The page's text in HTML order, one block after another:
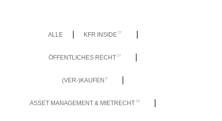
ALLE KFR INSIDE 27
ÖFFENTLICHES RECHT 17
(VER-)KAUFEN 8
ASSET MANAGEMENT & MIETRECHT 19